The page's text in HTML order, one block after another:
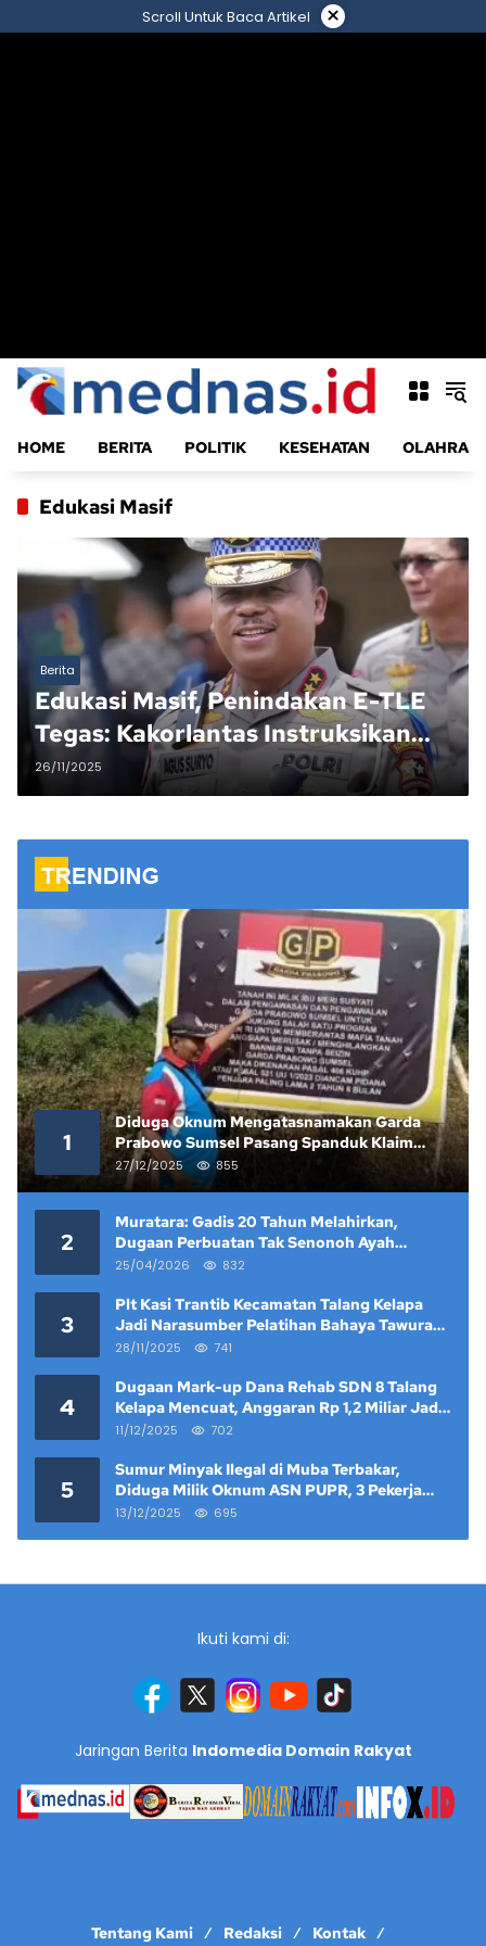
ke
Scroll Untuk Baca Artikel ×
HOME BERITA POLITIK KESEHATAN
Edukasi Masif
Berita
Edukasi Masif, Penindakan E-TLE
Tegas: Kakorlantas Instruksikan
Patroli Malam dan Validasi Titik
Rawan di H8 Operasi Zebra.
26/11/2025
1
Diduga Oknum Mengatasnamakan Garda
Prabowo Sumsel Pasang Spanduk Klaim
Lahan yang Telah Diputus Pengadilan
27/12/2025 855
2
Muratara: Gadis 20 Tahun Melahirkan,
Dugaan Perbuatan Tak Senonoh Ayah
Kandung Mencuat
25/04/2026 832
3
Plt Kasi Trantib Kecamatan Talang Kelapa
Jadi Narasumber Pelatihan Bahaya Tawuran
dan Narkoba di Keramat Raya
28/11/2025 741
4
Dugaan Mark-up Dana Rehab SDN 8 Talang
Kelapa Mencuat, Anggaran Rp 1,2 Miliar Jadi
Sorotan
11/12/2025 702
5
Sumur Minyak Ilegal di Muba Terbakar,
Diduga Milik Oknum ASN PUPR, 3 Pekerja
Tewas
13/12/2025 695
Ikuti kami di:
Jaringan Berita Indomedia Domain Rakyat
Tentang Kami Redaksi Kontak